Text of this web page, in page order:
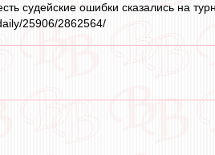
судейские ошибки сказались на
25906/2862564/